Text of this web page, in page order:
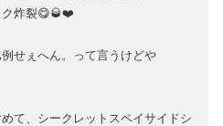
ク炸裂😋🥃❤️
せぇへん。って言うけどや
て、シークレットスペイサイドシ